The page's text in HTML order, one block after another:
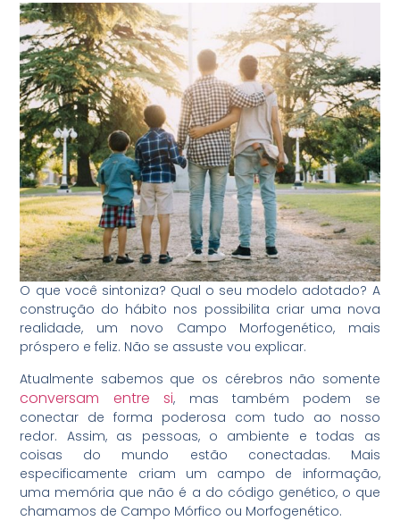
O que você sintoniza? Qual o seu modelo adotado? A
construção do hábito nos possibilita criar uma nova
realidade, um novo Campo Morfogenético, mais
próspero e feliz. Não se assuste vou explicar.
Atualmente sabemos que os cérebros não somente
conversam entre si, mas também podem se
conectar de forma poderosa com tudo ao nosso
redor. Assim, as pessoas, o ambiente e todas as
coisas do mundo estão conectadas. Mais
especificamente criam um campo de informação,
uma memória que não é a do código genético, o que
chamamos de Campo Mórfico ou Morfogenético.